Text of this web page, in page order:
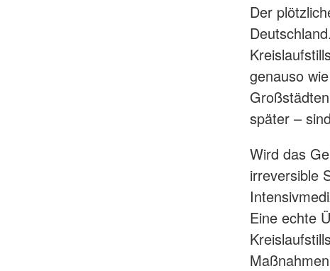
Der
genauso
später –
Wird das
irreversible
Eine echte